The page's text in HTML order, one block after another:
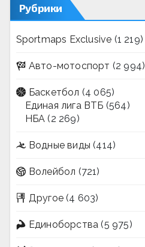
Рубрики
Sportmaps Exclusive (1 219)
Авто-мотоспорт (2 994)
Баскетбол (4 065)
Единая лига ВТБ (564)
НБА (2 269)
Водные виды (414)
Волейбол (721)
Другое (4 603)
Единоборства (5 975)